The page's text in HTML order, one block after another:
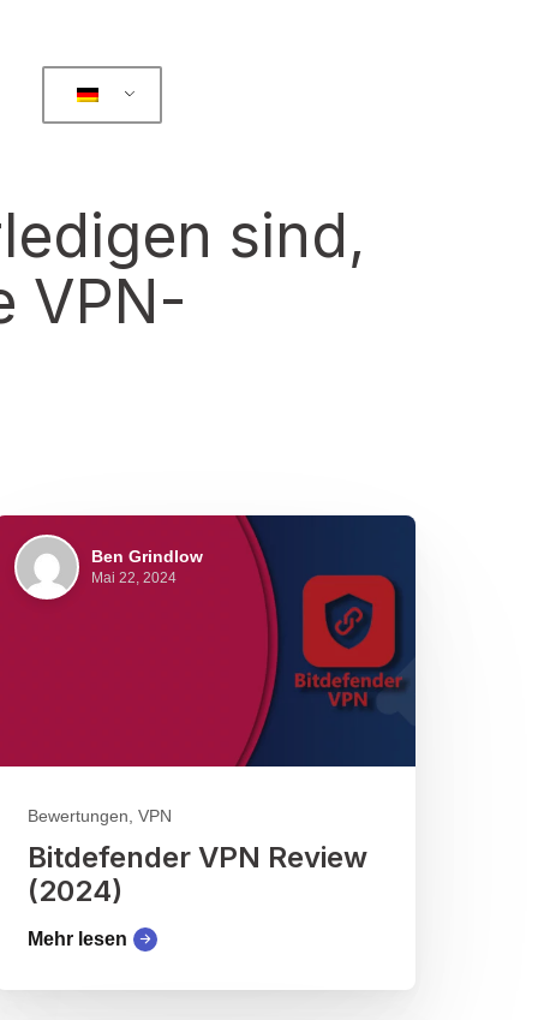
sind,
VPN-
Ben Grindlow
Mai 22, 2024
Bewertungen, VPN
Bitdefender VPN Review
(2024)
Mehr lesen